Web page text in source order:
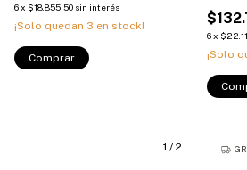
6x $18.855,50 sin interés
¡Solo quedan 3 en stock!
Comprar
6x
¡Solo
1 / 2